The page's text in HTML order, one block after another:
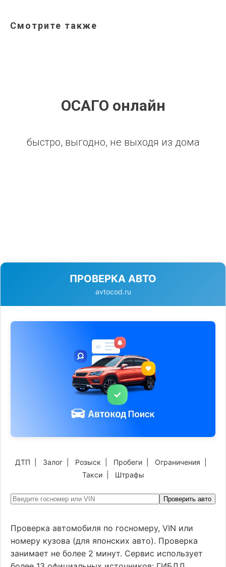
Смотрите также
ОСАГО онлайн
быстро, выгодно, не выходя из дома
ПРОВЕРКА АВТО
avtocod.ru
ДТП Залог Розыск Пробеги Ограничения
Такси| Штрафы
Проверить авто
Проверка автомобиля по госномеру, VIN или
номеру кузова (для японских авто). Проверка
занимает не более 2 минут. Сервис использует